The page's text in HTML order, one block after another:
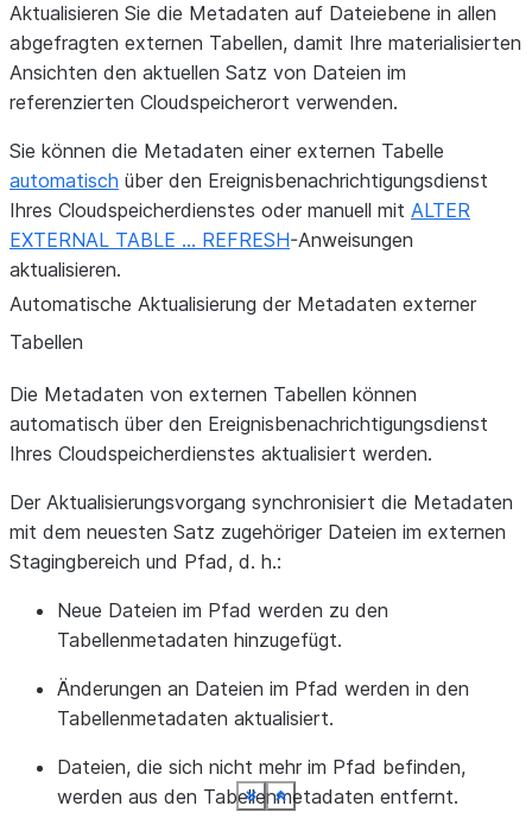
Show less
See more
Show less
See more
Show less
See more
Show less
See more
Show less
See more
Show less
See more
Show less
See more
Aktualisieren Sie die Metadaten auf Dateiebene in allen
abgefragten externen Tabellen, damit Ihre materialisierten
Ansichten den aktuellen Satz von Dateien im
referenzierten Cloudspeicherort verwenden.
Sie können die Metadaten einer externen Tabelle
automatisch über den Ereignisbenachrichtigungsdienst
Ihres Cloudspeicherdienstes oder manuell mit ALTER
EXTERNAL TABLE … REFRESH-Anweisungen
aktualisieren.
Automatische Aktualisierung der Metadaten externer
Tabellen
Die Metadaten von externen Tabellen können
automatisch über den Ereignisbenachrichtigungsdienst
Ihres Cloudspeicherdienstes aktualisiert werden.
Der Aktualisierungsvorgang synchronisiert die Metadaten
mit dem neuesten Satz zugehöriger Dateien im externen
Stagingbereich und Pfad, d. h.:
Neue Dateien im Pfad werden zu den
Tabellenmetadaten hinzugefügt.
Änderungen an Dateien im Pfad werden in den
Tabellenmetadaten aktualisiert.
Dateien, die sich nicht mehr im Pfad befinden,
werden aus den Tabellenmetadaten entfernt.
Show less
See more
Show less
See more